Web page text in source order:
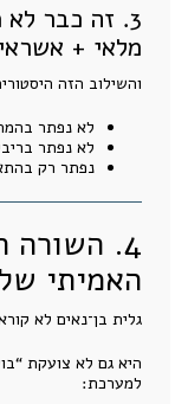
3. זה כבר
מלאי +
והשילוב הזה
לא נפתר
לא נפתר
נפתר רק
4.
האמיתי
גלית בן־נאים לא
היא גם לא צועקת
למערכת: